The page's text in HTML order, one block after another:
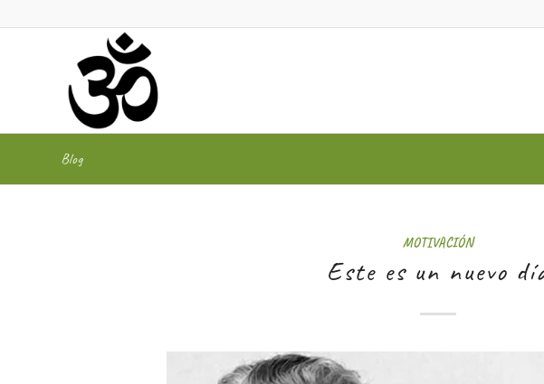
Blog
MOTIVACIÓN
Este es un nuevo